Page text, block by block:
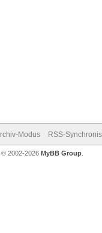
Modus RSS-
, © 2002-2026 MyBB Group